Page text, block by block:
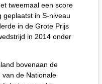
tweemaal een score
geplaatst in S-niveau
in de Grote Prijs
in 2014 onder
bovenaan de
van de Nationale